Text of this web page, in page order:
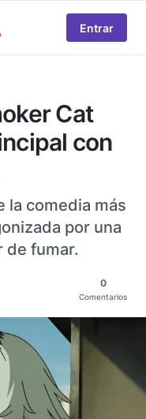
Entrar
Cat
con
la comedia más
por una
de fumar.
0
Comentarios